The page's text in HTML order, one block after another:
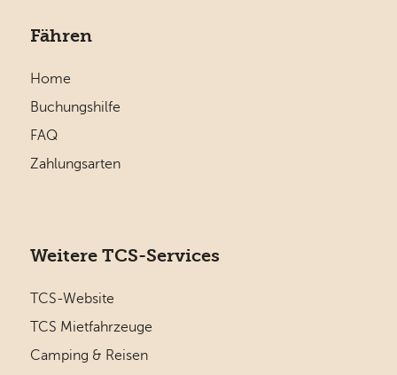
Fähren
Home
Buchungshilfe
FAQ
Zahlungsarten
Weitere TCS-Services
TCS-Website
TCS Mietfahrzeuge
Camping & Reisen